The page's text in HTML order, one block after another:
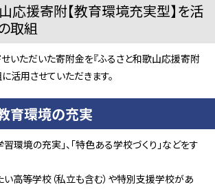
応援寄附【教育環境充実型】を活
取組
いただいた寄附金を『ふるさと和歌山応援寄附
活用させていただきます。
育環境の充実
習環境の充実」、「特色ある学校づくり」などをす
高等学校（私立も含む）や特別支援学校があ